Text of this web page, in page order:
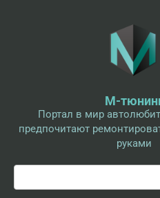
М-
Портал в мир
предпочитают
руками
Поиск: